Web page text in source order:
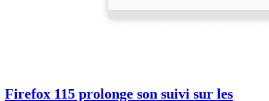
Firefox 115 prolonge son suivi sur les